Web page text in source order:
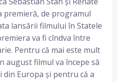
premieră, de programul
lansării filmului în Statele
va fi cîndva între
Pentru că mai este mult
august filmul va începe să
Europa și pentru că a